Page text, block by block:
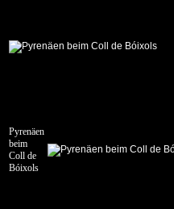
Pyrenäen
beim
Coll de
Bóixols